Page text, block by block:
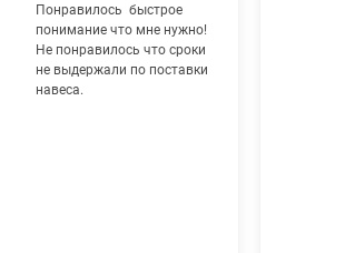
Понравилось быстрое
понимание что мне нужно!
Не понравилось что сроки
не выдержали по поставки
навеса.